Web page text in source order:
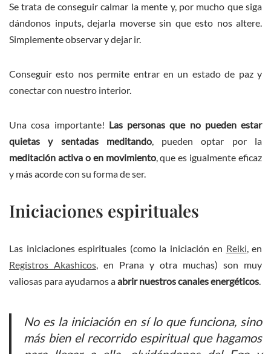
Se trata de conseguir calmar la mente y, por mucho que siga
dándonos inputs, dejarla moverse sin que esto nos altere.
Simplemente observar y dejar ir.
Conseguir esto nos permite entrar en un estado de paz y
conectar con nuestro interior.
Una cosa importante! Las personas que no pueden estar
quietas y sentadas meditando, pueden optar por la
meditación activa o en movimiento, que es igualmente eficaz
y más acorde con su forma de ser.
Iniciaciones espirituales
Las iniciaciones espirituales (como la iniciación en Reiki, en
Registros Akashicos, en Prana y otra muchas) son muy
valiosas para ayudarnos aabrir nuestros canales energéticos.
No es la iniciación en sí lo que funciona, sino
más bien el recorrido espiritual que hagamos